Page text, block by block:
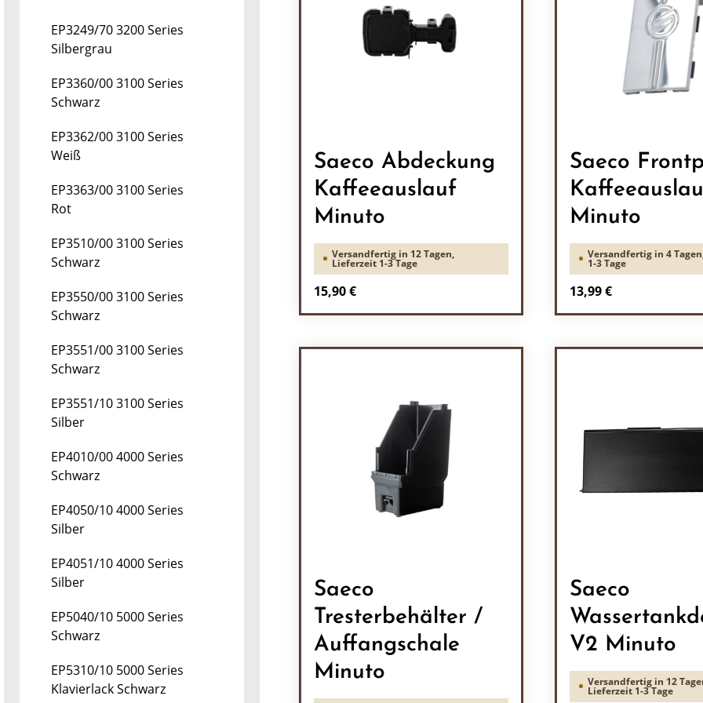
EP3249/70 3200 Series
Silbergrau
EP3360/00 3100 Series
Schwarz
EP3362/00 3100 Series
Weiß
EP3363/00 3100 Series
Rot
EP3510/00 3100 Series
Schwarz
EP3550/00 3100 Series
Schwarz
EP3551/00 3100 Series
Schwarz
EP3551/10 3100 Series
Silber
EP4010/00 4000 Series
Schwarz
EP4050/10 4000 Series
Silber
EP4051/10 4000 Series
Silber
EP5040/10 5000 Series
Schwarz
EP5310/10 5000 Series
Klavierlack Schwarz
Saeco Abdeckung
Kaffeeauslauf
Minuto
Versandfertig in 12 Tagen,
Lieferzeit 1-3 Tage
Regulärer Preis:
15,90 €
Saeco
Minuto
Versandfertig in 4
1-3 Tage
Regulärer Preis:
13,99 €
Saeco
Tresterbehälter /
Auffangschale
Minuto
Saeco
V2 Minuto
Versandfertig in 12
Lieferzeit 1-3 Tage